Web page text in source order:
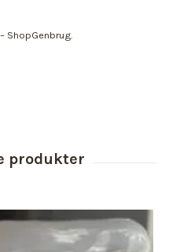
ShopGenbrug.